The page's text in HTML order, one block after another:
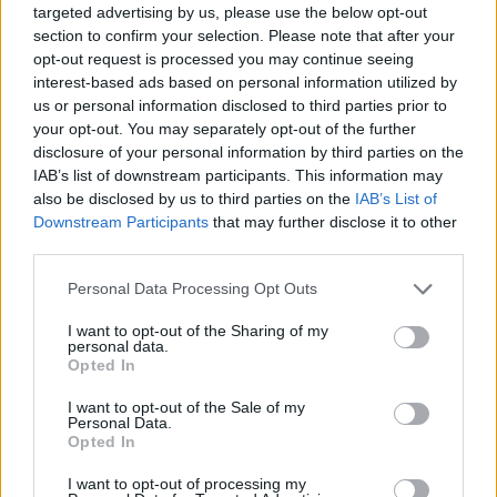
targeted advertising by us, please use the below opt-out
section to confirm your selection. Please note that after your
opt-out request is processed you may continue seeing
interest-based ads based on personal information utilized by
us or personal information disclosed to third parties prior to
your opt-out. You may separately opt-out of the further
disclosure of your personal information by third parties on the
IAB’s list of downstream participants. This information may
also be disclosed by us to third parties on the IAB’s List of
Downstream Participants that may further disclose it to other
Personal Data Processing Opt Outs
I want to opt-out of the Sharing of my
personal data.
Opted In
I want to opt-out of the Sale of my
Personal Data.
Opted In
I want to opt-out of processing my
βιβλίων: Παίρνεις ένα βιβλίο κι αν … δεν θες, δεν
το πληρώνεις!}
Στο Θεατράκι της Ομάδας: Οικονόμου Τάξη 20 κ΄
Ασκληπιού γωνία, κάτω από το 6ο νηπιαγωγείο
Μυτιλήνης, στη Χρυσομαλλούσα
Κρατήστε έγκαιρα τις θέσεις σας λόγω του
περιορισμένου χώρου της αίθουσας στα τηλέφωνα
6972690636 και 6976601192 (με κλήση ή με
μήνυμα).
αναζήτησης